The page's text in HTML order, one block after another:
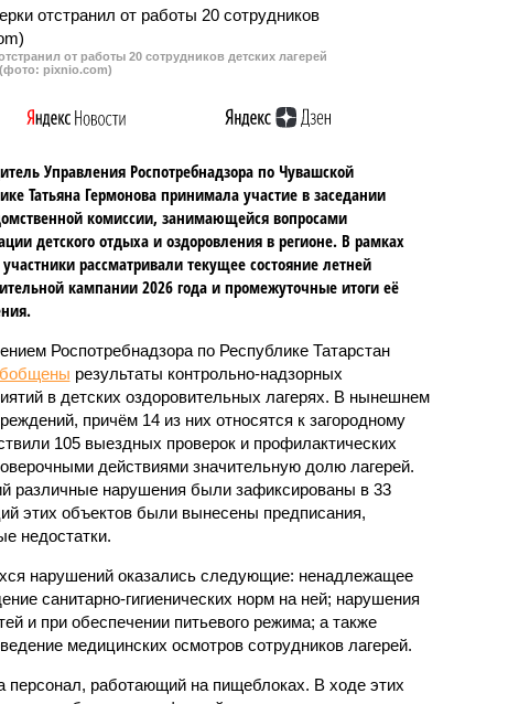
движения и выявила нарушения.
от работы 20 сотрудников детских лагерей
(фото: pixnio.com)
Управления Роспотребнадзора по Чувашской
Татьяна Гермонова принимала участие в заседании
комиссии, занимающейся вопросами
детского отдыха и оздоровления в регионе. В рамках
рассматривали текущее состояние летней
кампании 2026 года и промежуточные итоги её
Роспотребнадзора по Республике Татарстан
результаты контрольно-надзорных
в детских оздоровительных лагерях. В нынешнем
причём 14 из них относятся к загородному
105 выездных проверок и профилактических
действиями значительную долю лагерей.
различные нарушения были зафиксированы в 33
этих объектов были вынесены предписания,
недостатки.
нарушений оказались следующие: ненадлежащее
санитарно-гигиенических норм на ней; нарушения
и при обеспечении питьевого режима; а также
медицинских осмотров сотрудников лагерей.
работающий на пищеблоках. В ходе этих